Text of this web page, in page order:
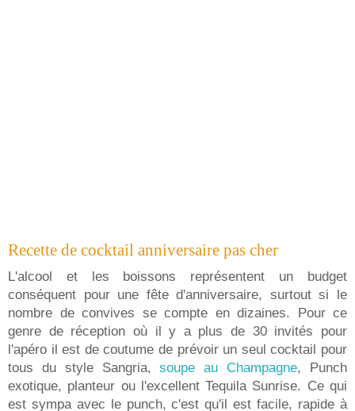
Recette de cocktail anniversaire pas cher
L'alcool et les boissons représentent un budget
conséquent pour une fête d'anniversaire, surtout si le
nombre de convives se compte en dizaines. Pour ce
genre de réception où il y a plus de 30 invités pour
l'apéro il est de coutume de prévoir un seul cocktail pour
tous du style Sangria,soupe au Champagne, Punch
exotique, planteur ou l'excellent Tequila Sunrise. Ce qui
est sympa avec le punch, c'est qu'il est facile, rapide à